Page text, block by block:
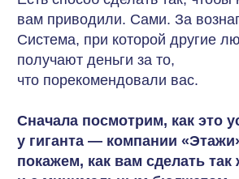
программы мотивации для привлечения
клиентов и партнёров через рекомендации
Программа
1 Программа «Приведи клиента —
получи процент»
Внешние партнёры получают до 20%